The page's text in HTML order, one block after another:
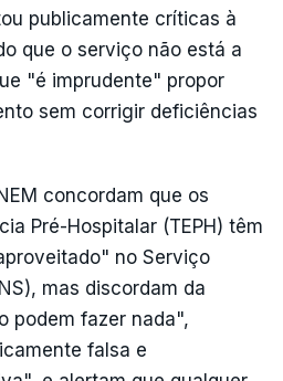
publicamente críticas à
que o serviço não está a
"é imprudente" propor
sem corrigir deficiências
concordam que os
Pré-Hospitalar (TEPH) têm
no Serviço
mas discordam da
podem fazer nada",
falsa e